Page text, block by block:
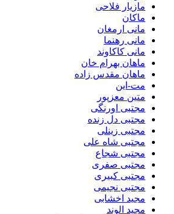
مازیار فلاحی
ماکان
مانی ارمغان
مانی رهنما
مانی کاکاوند
ماهان بهرام خان
ماهان مقدس زاده
مت-این
متین معزپور
مجتبی اورنگی
مجتبی دل زنده
مجتبی زینلی
مجتبی شاه علی
مجتبی شجاع
مجتبی صفری
مجتبی کبیری
مجتبی نجیمی
مجید اخشابی
مجید الوند‎